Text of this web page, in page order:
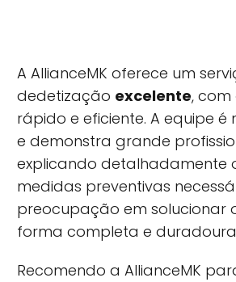
A AllianceMK oferece um
dedetização excelente,
rápido e eficiente. A equipe é
e demonstra grande
explicando detalhadamente
medidas preventivas
preocupação em solucionar
forma completa e
Recomendo a AllianceMK